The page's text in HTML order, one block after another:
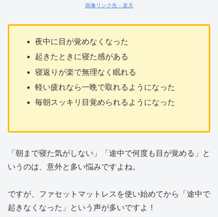
画像リンク先：楽天
夜中に目が覚めなくなった
起きたときに寝た感がある
寝返りが楽で無理なく眠れる
軽い疲れなら一晩で取れるようになった
毎朝スッキリ目覚められるようになった
「朝まで寝た気がしない」「途中で何度も目が覚める」と
いうのは、意外と多い悩みですよね。
ですが、ファセットマットレスを使い始めてから「途中で
起きなくなった」という声が多いですよ！